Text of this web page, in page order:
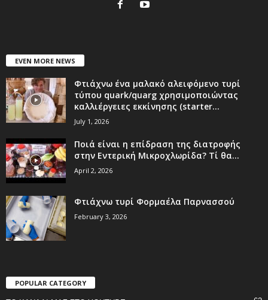
EVEN MORE NEWS
Φτιάχνω ένα μαλακό αλειφόμενο τυρί
τύπου quark/quarg χρησιμοποιώντας
καλλιέργειες εκκίνησης (starter...
July 1, 2026
Ποιά είναι η επίδραση της διατροφής
στην Εντερική Μικροχλωρίδα? Τί θα...
April 2, 2026
Φτιάχνω τυρί Φορμαέλα Παρνασσού
February 3, 2026
POPULAR CATEGORY